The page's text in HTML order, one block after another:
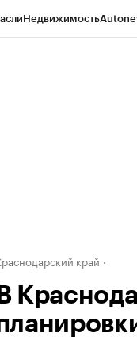
Недвижимость
край
В